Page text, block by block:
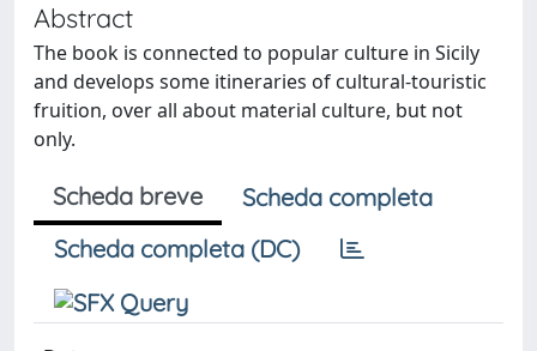
Abstract
The book is connected to popular culture in Sicily
and develops some itineraries of cultural-touristic
fruition, over all about material culture, but not
only.
Scheda breve
Scheda completa
Scheda completa (DC)